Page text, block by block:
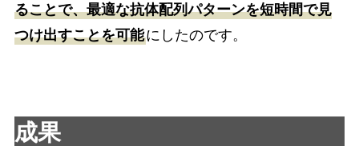
ることで、最適な抗体配列パターンを短時間で見
つけ出すことを可能にしたのです。
成果